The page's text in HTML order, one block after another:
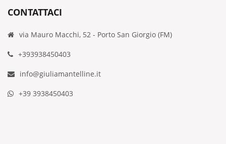
CONTATTACI
via Mauro Macchi, 52 - Porto San Giorgio (FM)
+393938450403
info@giuliamantelline.it
+39 3938450403